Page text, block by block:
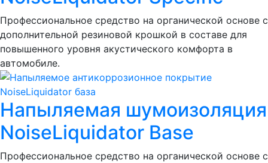
Профессиональное средство на органической основе с
дополнительной резиновой крошкой в составе для
повышенного уровня акустического комфорта в
автомобиле.
Напыляемая шумоизоляция
NoiseLiquidator Base
Профессиональное средство на органической основе с